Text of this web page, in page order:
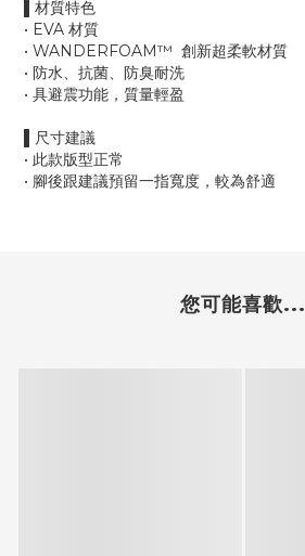
▌材質特色
• EVA 材質
• WANDERFOAM™ 創新超柔軟材質
• 防水、抗菌、防臭耐洗
• 具避震功能，質量輕盈
▌尺寸建議
• 此款版型正常
• 腳後跟建議預留一指寬度，較為舒適
您可能喜歡...